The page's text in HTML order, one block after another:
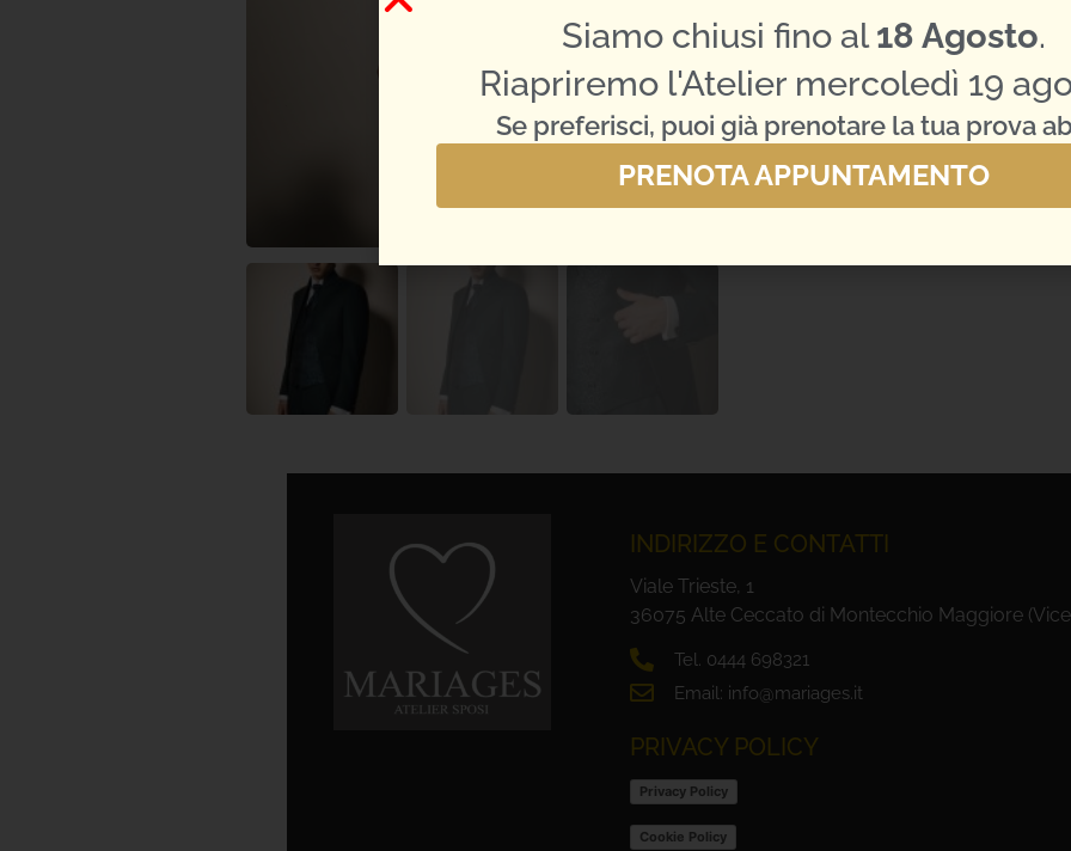
INDIRIZZO E CONTATTI
Viale Trieste, 1
36075 Alte Ceccato di Montecchio Maggiore
Tel. 0444 698321
Email: info@mariages.it
PRIVACY POLICY
Privacy Policy
Cookie Policy
Siamo chiusi fino al18 Agosto.
Riapriremo l'Atelier mercoledì 19
Se preferisci, puoi già prenotare la tua prova
PRENOTA APPUNTAMENTO